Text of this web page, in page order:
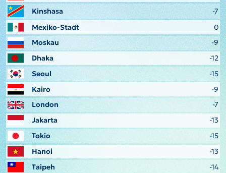
Kinshasa
-7
Mexiko-Stadt
0
Moskau
-9
Dhaka
-12
Seoul
-15
Kairo
-9
London
-7
Jakarta
-13
Tokio
-15
Hanoi
-13
Taipeh
-14